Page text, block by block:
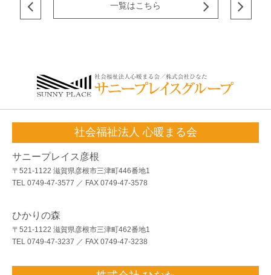
一覧はこちら
社会福祉法人 心暖まる会
サニープレイス彦根
〒521-1122 滋賀県彦根市三津町446番地1
TEL 0749-47-3577 ／ FAX 0749-47-3578
ひかりの森
〒521-1122 滋賀県彦根市三津町462番地1
TEL 0749-47-3237 ／ FAX 0749-47-3238